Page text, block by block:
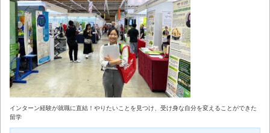
インターン経験が就職に直結！やりたいことを見つけ、受け身な自分を変えることができた
留学